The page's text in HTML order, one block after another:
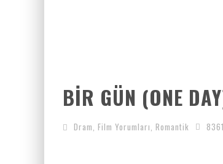
BIR GÜN (ONE
Dram, Film Yorumları, Romantik 8361